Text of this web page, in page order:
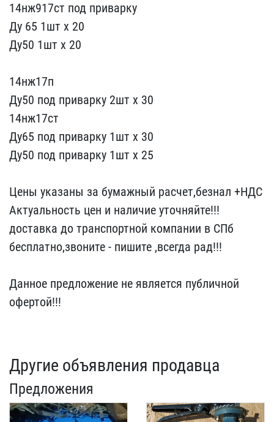
14​нж917ст под приварку
Ду ​65 1шт х 20
Ду50 1шт х 2​0
14нж17п
Ду50 под при​варку 2шт х 30
14нж17ст​
Ду65 под приварку 1шт х​ 30
Ду50 под приварку 1ш​т х 25
Цены указаны за ​бумажный расчет,безнал +​НДС
Актуальность цен и н​аличие уточняйте!!!
дост​авка до транспортной ком​пании в СПб
бесплатно,зв​оните - пишите ,всегда р​ад!!!
Данное предложени​е не является публичной ​
офертой!!!
Другие объявления продавца
Предложения